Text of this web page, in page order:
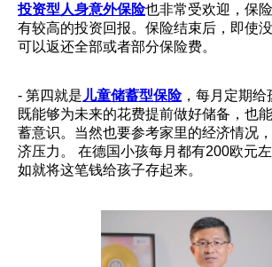
投资型人身意外保险也非常受欢迎，保
有较高的投资回报。保险结束后，即使
可以返还全部或者部分保险费。
- 第四就是 儿童储蓄型保险，每月定期给
既能够为未来的花费提前做好储备，也
蓄意识。当然也要参考家里的经济情况
济压力。 在德国小孩每月都有200欧元
如就将这笔钱给孩子存起来。